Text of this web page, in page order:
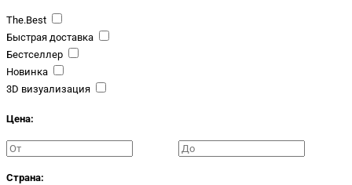
The.Best
Быстрая доставка
Бестселлер
Новинка
3D визуализация
Цена:
Страна: